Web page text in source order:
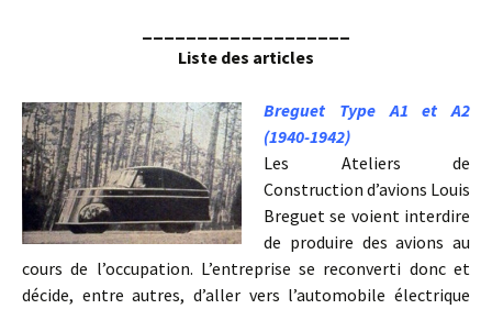
Liste des articles
Breguet Type A1 et A2
(1940-1942)
Les Ateliers de
Construction d’avions Louis
Breguet se voient interdire
de produire des avions au
cours de l’occupation. L’entreprise se reconverti donc et
décide, entre autres, d’aller vers l’automobile électrique